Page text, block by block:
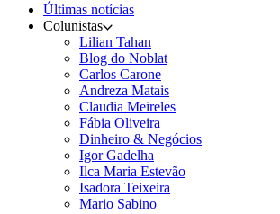
Últimas notícias
Colunistas
Lilian Tahan
Blog do Noblat
Carlos Carone
Andreza Matais
Claudia Meireles
Fábia Oliveira
Dinheiro & Negócios
Igor Gadelha
Ilca Maria Estevão
Isadora Teixeira
Mario Sabino